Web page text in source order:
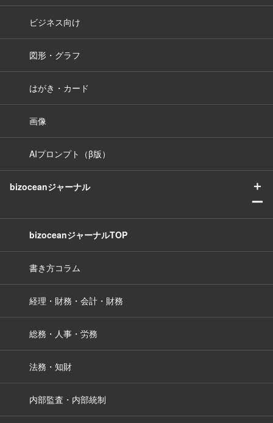
ビジネス向け
図形・グラフ
はがき・カード
画像
AIプロンプト（β版）
bizoceanジャーナル
＋
ー
bizoceanジャーナルTOP
書き方コラム
経理・財務・会計・財務
総務・人事・労務
法務・知財
内部監査・内部統制